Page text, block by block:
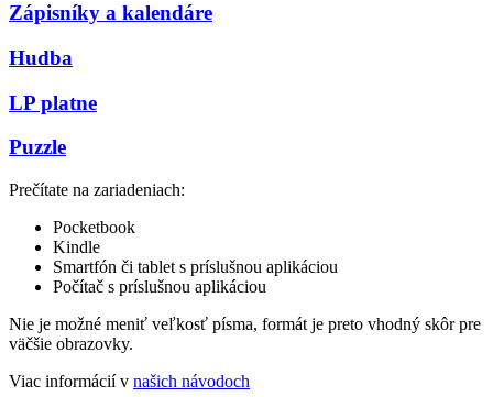
Zápisníky a kalendáre
Hudba
LP platne
Puzzle
Prečítate na zariadeniach:
Pocketbook
Kindle
Smartfón či tablet s príslušnou aplikáciou
Počítač s príslušnou aplikáciou
Nie je možné meniť veľkosť písma, formát je preto vhodný skôr pre
väčšie obrazovky.
Viac informácií v našich návodoch